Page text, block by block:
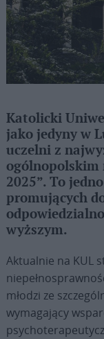
Katolicki
jako jedyny w
uczelni z
ogólnopolskim
2025”. To
promujących
wyższym.
Aktualnie na KUL
młodzi ze
wymagający